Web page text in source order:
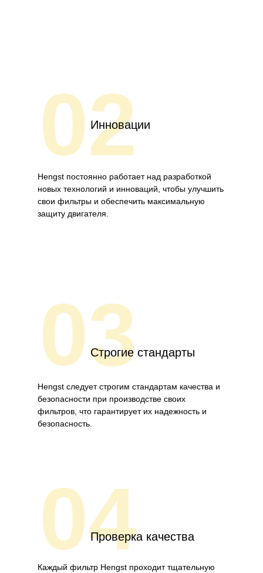
02
Инновации
Hengst постоянно работает над разработкой
новых технологий и инноваций, чтобы улучшить
свои фильтры и обеспечить максимальную
защиту двигателя.
03Строгие стандарты
Hengst следует строгим стандартам качества и
безопасности при производстве своих
фильтров, что гарантирует их надежность и
безопасность.
04Проверка качества
Каждый фильтр Hengst проходит тщательную